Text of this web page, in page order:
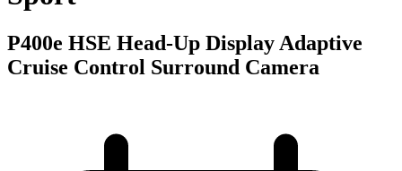
P400e HSE Head-Up Display Adaptive
Cruise Control Surround Camera